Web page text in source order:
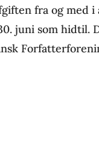
fra og med
juni som hidtil.